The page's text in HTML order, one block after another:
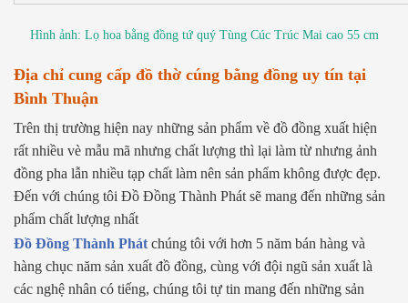
Hình ảnh: Lọ hoa bằng đồng tứ quý Tùng Cúc Trúc Mai cao 55 cm
Địa chỉ cung cấp đồ thờ cúng bằng đồng uy tín tại
Bình Thuận
Trên thị trường hiện nay những sản phẩm về đồ đồng xuất hiện
rất nhiều vè mẫu mã nhưng chất lượng thì lại làm từ nhưng ảnh
đồng pha lẫn nhiều tạp chất làm nên sản phẩm không được đẹp.
Đến với chúng tôi Đồ Đồng Thành Phát sẽ mang đến những sản
phẩm chất lượng nhất
Đồ Đồng Thành Phát chúng tôi với hơn 5 năm bán hàng và
hàng chục năm sản xuất đồ đồng, cùng với đội ngũ sản xuất là
các nghệ nhân có tiếng, chúng tôi tự tin mang đến những sản